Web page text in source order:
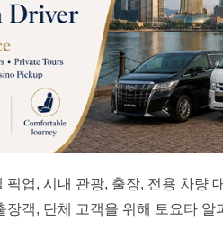
픽업, 시내 관광, 출장, 전용 차량
객, 단체 고객을 위해 토요타